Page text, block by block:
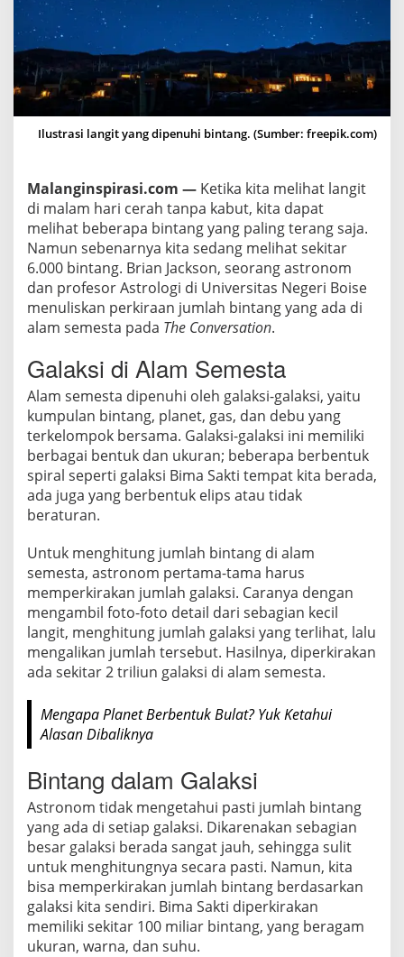
m
h
B
a
n
g
d
i
L
n
t
?
I
n
e
r
k
i
r
a
a
A
s
r
o
n
o
m
Ilustrasi langit yang dipenuhi bintang. (Sumber: freepik.com)
Malanginspirasi.com — Ketika kita melihat langit
di malam hari cerah tanpa kabut, kita dapat
melihat beberapa bintang yang paling terang saja.
Namun sebenarnya kita sedang melihat sekitar
6.000 bintang. Brian Jackson, seorang astronom
dan profesor Astrologi di Universitas Negeri Boise
menuliskan perkiraan jumlah bintang yang ada di
alam semesta pada The Conversation.
Galaksi di Alam Semesta
Alam semesta dipenuhi oleh galaksi-galaksi, yaitu
kumpulan bintang, planet, gas, dan debu yang
terkelompok bersama. Galaksi-galaksi ini memiliki
berbagai bentuk dan ukuran; beberapa berbentuk
spiral seperti galaksi Bima Sakti tempat kita berada,
ada juga yang berbentuk elips atau tidak
beraturan.
Untuk menghitung jumlah bintang di alam
semesta, astronom pertama-tama harus
memperkirakan jumlah galaksi. Caranya dengan
mengambil foto-foto detail dari sebagian kecil
langit, menghitung jumlah galaksi yang terlihat, lalu
mengalikan jumlah tersebut. Hasilnya, diperkirakan
ada sekitar 2 triliun galaksi di alam semesta.
Mengapa Planet Berbentuk Bulat? Yuk Ketahui
Alasan Dibaliknya
Bintang dalam Galaksi
Astronom tidak mengetahui pasti jumlah bintang
yang ada di setiap galaksi. Dikarenakan sebagian
besar galaksi berada sangat jauh, sehingga sulit
untuk menghitungnya secara pasti. Namun, kita
bisa memperkirakan jumlah bintang berdasarkan
galaksi kita sendiri. Bima Sakti diperkirakan
memiliki sekitar 100 miliar bintang, yang beragam
ukuran, warna, dan suhu.